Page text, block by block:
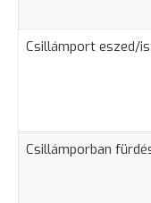
Csillámport eszed/
Csillámporban